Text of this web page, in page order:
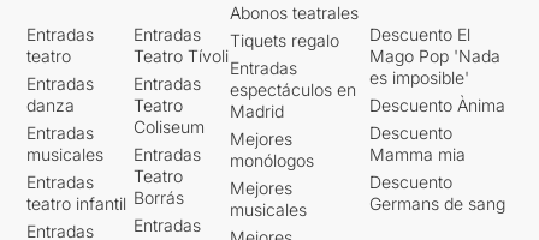
Entradas
teatro
Entradas
danza
Entradas
musicales
Entradas
teatro infantil
Entradas
Entradas
Teatro Tívoli
Entradas
Teatro
Coliseum
Entradas
Teatro
Borrás
Entradas
Abonos teatrales
Tiquets regalo
Entradas
espectáculos en
Madrid
Mejores
monólogos
Mejores
musicales
Descuento El
Mago Pop 'Nada
es imposible'
Descuento Ànima
Descuento
Mamma mia
Descuento
Germans de sang